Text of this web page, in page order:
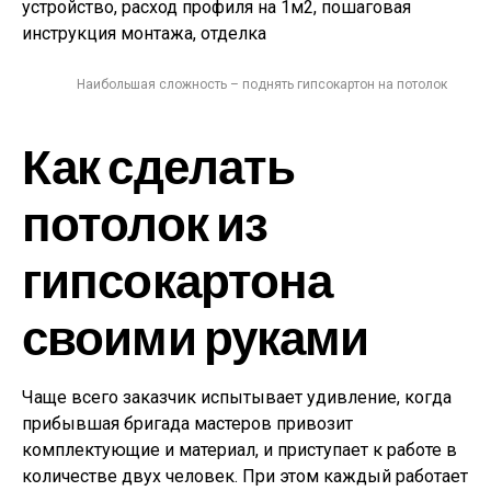
Наибольшая сложность – поднять гипсокартон на потолок
Как сделать
потолок из
гипсокартона
своими руками
Чаще всего заказчик испытывает удивление, когда
прибывшая бригада мастеров привозит
комплектующие и материал, и приступает к работе в
количестве двух человек. При этом каждый работает